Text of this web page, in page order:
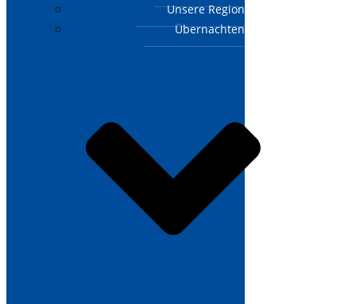
Unsere Region
Übernachten